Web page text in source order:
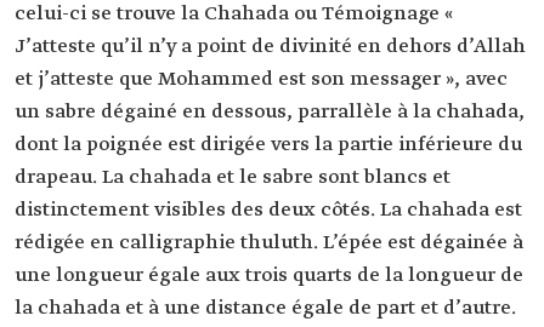
celui-ci se trouve la Chahada ou Témoignage «
J’atteste qu’il n’y a point de divinité en dehors d’Allah
et j’atteste que Mohammed est son messager », avec
un sabre dégainé en dessous, parrallèle à la chahada,
dont la poignée est dirigée vers la partie inférieure du
drapeau. La chahada et le sabre sont blancs et
distinctement visibles des deux côtés. La chahada est
rédigée en calligraphie thuluth. L’épée est dégainée à
une longueur égale aux trois quarts de la longueur de
la chahada et à une distance égale de part et d’autre.